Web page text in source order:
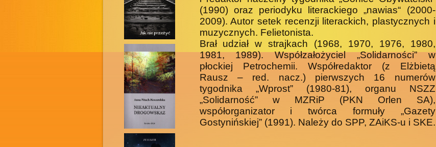
(1990) oraz periodyku literackiego „nawias“ (2000-
2009). Autor setek recenzji literackich, plastycznych i
muzycznych. Felietonista.
Brał udział w strajkach (1968, 1970, 1976, 1980,
1981, 1989). Współzałożyciel „Solidarności” w
płockiej Petrochemii. Współredaktor (z Elżbietą
Rausz – red. nacz.) pierwszych 16 numerów
tygodnika „Wprost” (1980-81), organu NSZZ
„Solidarność” w MZRiP (PKN Orlen SA),
współorganizator i twórca formuły „Gazety
Gostynińskiej” (1991). Należy do SPP, ZAiKS-u i SKE.